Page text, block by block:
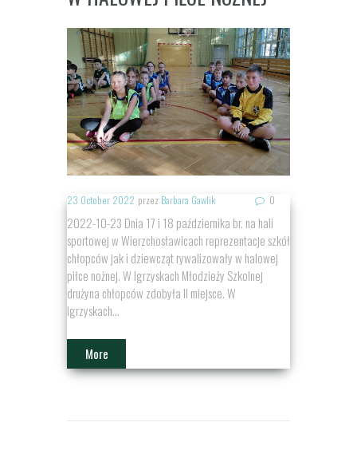
23 October 2022 przez Barbara Gawlik 0
2022-10-23 Dnia 17 i 18 października br. na hali
sportowej w Wierzchosławicach reprezentacje szkół
chłopców jak i dziewcząt rywalizowały w halowej
piłce nożnej. W Igrzyskach Młodzieży Szkolnej
drużyna chłopców zdobyła II miejsce. W
Igrzyskach...
More